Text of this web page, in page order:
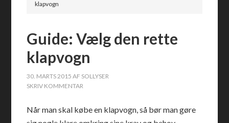
klapvogn
Guide: Vælg den rette
klapvogn
30. MARTS 2015 AF SOLLYSER
SKRIV KOMMENTAR
Når man skal købe en klapvogn, så bør man gøre